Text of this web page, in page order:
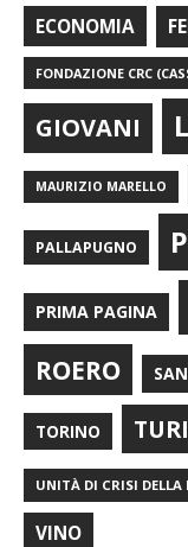
ECONOMIA
FONDAZIONE CRC
GIOVANI
MAURIZIO MARELLO
PALLAPUGNO
PRIMA PAGINA
ROERO
TORINO
UNITÀ DI CRISI DELLA
VINO